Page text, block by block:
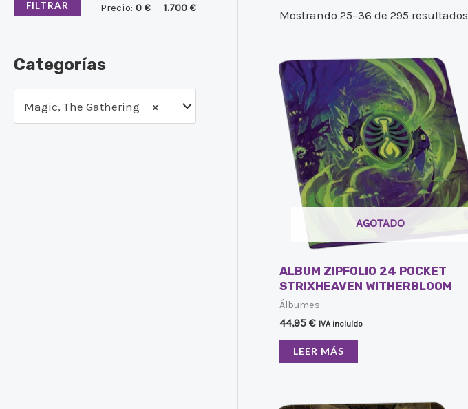
FILTRAR Precio: 0 € — 1.700 €
Categorías
×
Magic, The Gathering
Mostrando 25–36 de 295 resultados
AGOTADO
ALBUM ZIPFOLIO 24 POCKET
STRIXHEAVEN WITHERBLOOM
Álbumes
44,95 € IVA incluido
LEER MÁS